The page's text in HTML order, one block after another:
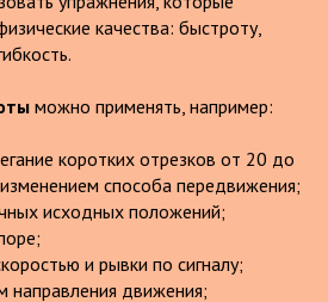
качества: быстроту,
можно применять, например:
коротких отрезков от 20 до
способа передвижения;
исходных положений;
и рывки по сигналу;
направления движения;